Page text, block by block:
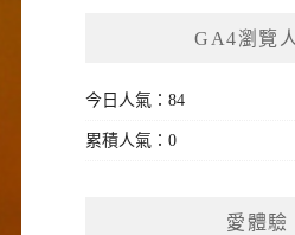
GA4瀏覽
今日人氣：84
累積人氣：0
愛體驗